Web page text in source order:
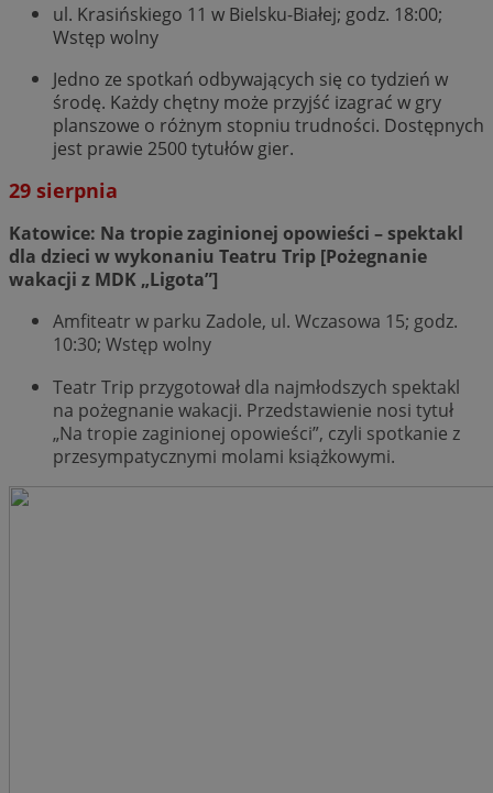
ul. Krasińskiego 11 w Bielsku-Białej; godz. 18:00;
Wstęp wolny
Jedno ze spotkań odbywających się co tydzień w
środę. Każdy chętny może przyjść izagrać w gry
planszowe o różnym stopniu trudności. Dostępnych
jest prawie 2500 tytułów gier.
29 sierpnia
Katowice: Na tropie zaginionej opowieści – spektakl
dla dzieci w wykonaniu Teatru Trip [Pożegnanie
wakacji z MDK „Ligota”]
Amfiteatr w parku Zadole, ul. Wczasowa 15; godz.
10:30; Wstęp wolny
Teatr Trip przygotował dla najmłodszych spektakl
na pożegnanie wakacji. Przedstawienie nosi tytuł
„Na tropie zaginionej opowieści”, czyli spotkanie z
przesympatycznymi molami książkowymi.